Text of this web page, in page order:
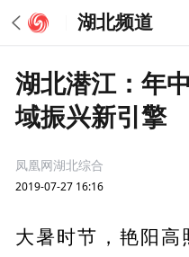
湖北频道
湖北潜江：年
域振兴新引擎
凤凰网湖北综合
2019-07-27 16:16
大暑时节，艳阳高